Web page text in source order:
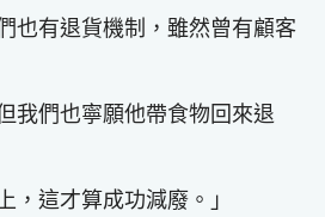
也有退貨機制，雖然曾有顧客
我們也寧願他帶食物回來退
，這才算成功減廢。」